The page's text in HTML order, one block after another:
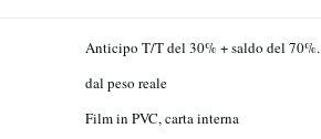
Anticipo T/T del 30% + saldo del 70%.
dal peso reale
Film in PVC, carta interna